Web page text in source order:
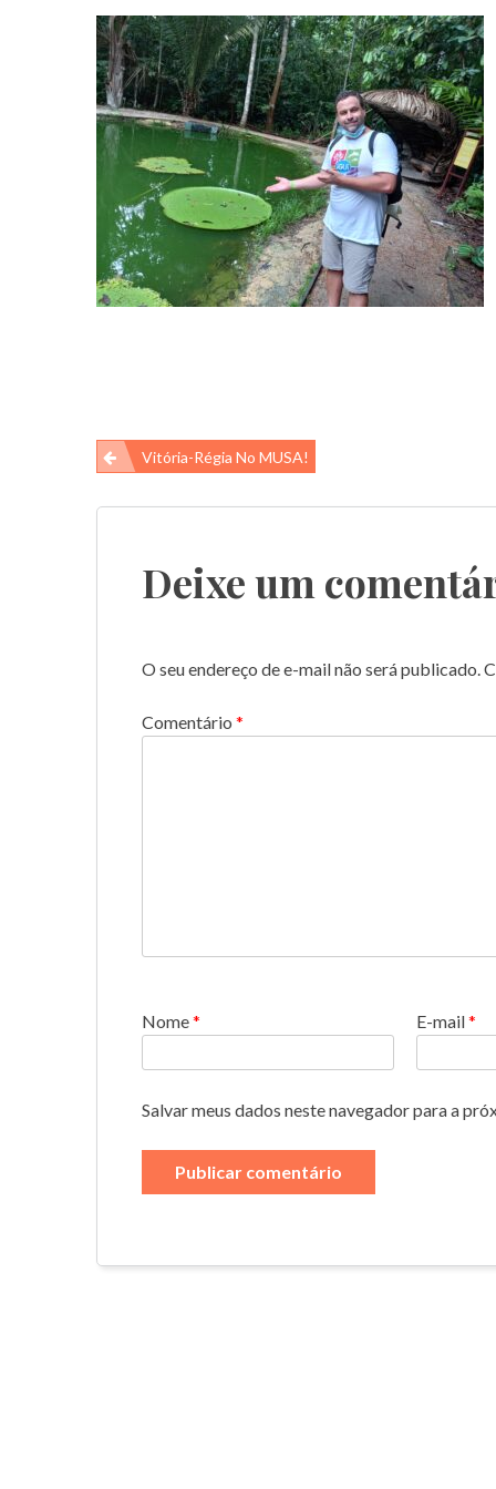
Navegação
de
Vitória-Régia No MUSA!
Deixe um
O seu endereço de e-mail não será publicado.
Comentário *
Nome* E-mail*
Salvar meus dados neste navegador para a